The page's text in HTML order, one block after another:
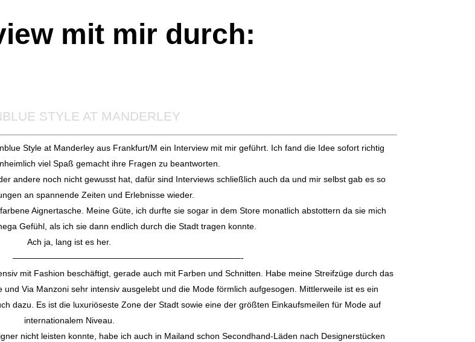
mit mir durch:
STYLE AT MANDERLEY
Style at Manderley aus Frankfurt/M ein Interview mit mir geführt. Ich fand die Idee sofort richtig
viel Spaß gemacht ihre Fragen zu beantworten.
andere noch nicht gewusst hat, dafür sind Interviews schließlich auch da und mir selbst gab es so
an spannende Zeiten und Erlebnisse wieder.
Aignertasche. Meine Güte, ich durfte sie sogar in dem Store monatlich abstottern da sie mich
Gefühl, als ich sie dann endlich durch die Stadt tragen konnte.
Ach ja, lang ist es her.
mit Fashion beschäftigt, gerade auch mit Farben und Schnitten. Habe meine Streifzüge durch das
Via Manzoni sehr intensiv ausgelebt und die Mode förmlich aufgesogen. Mittlerweile ist es ein
dazu. Es ist die luxuriöseste Zone der Stadt sowie eine der größten Einkaufsmeilen für Mode auf
internationalem Niveau.
nicht leisten konnte, habe ich auch in Mailand schon Secondhand-Läden nach Designerstücken